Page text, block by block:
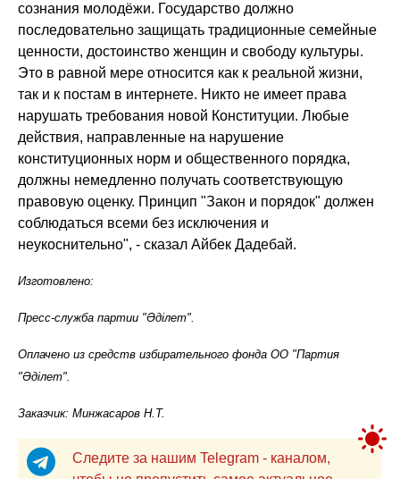
сознания молодёжи. Государство должно
последовательно защищать традиционные семейные
ценности, достоинство женщин и свободу культуры.
Это в равной мере относится как к реальной жизни,
так и к постам в интернете. Никто не имеет права
нарушать требования новой Конституции. Любые
действия, направленные на нарушение
конституционных норм и общественного порядка,
должны немедленно получать соответствующую
правовую оценку. Принцип "Закон и порядок" должен
соблюдаться всеми без исключения и
неукоснительно", - сказал Айбек Дадебай.
Изготовлено:
Пресс-служба партии "Әділет".
Оплачено из средств избирательного фонда ОО "Партия
"Әділет".
Заказчик: Минжасаров Н.Т.
Следите за нашим Telegram - каналом,